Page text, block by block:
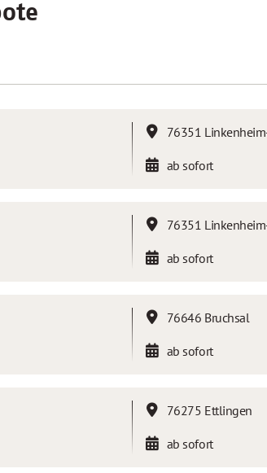
76351
ab sofort
76351
ab sofort
76646 Bruchsal
ab sofort
76275 Ettlingen
ab sofort